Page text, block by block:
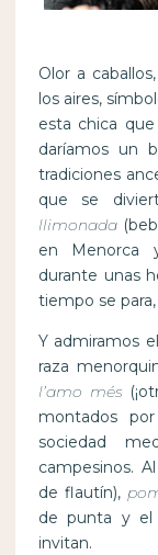
Olor a
los aires,
esta chica
daríamos un
tradiciones
que se
llimonada
en Menorca
durante unas
tiempo se
Y admiramos
raza
l’amo més
montados
sociedad
campesinos.
de flautín),
de punta y el
invitan.